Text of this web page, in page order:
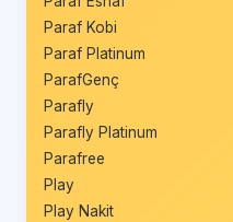
Paraf Kobi
Paraf Platinum
ParafGenç
Parafly
Parafly Platinum
Parafree
Play
Play Nakit